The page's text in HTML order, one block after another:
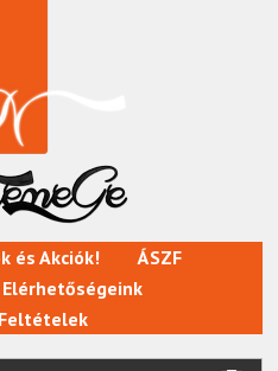
és Akciók!
ÁSZF
Elérhetőségeink